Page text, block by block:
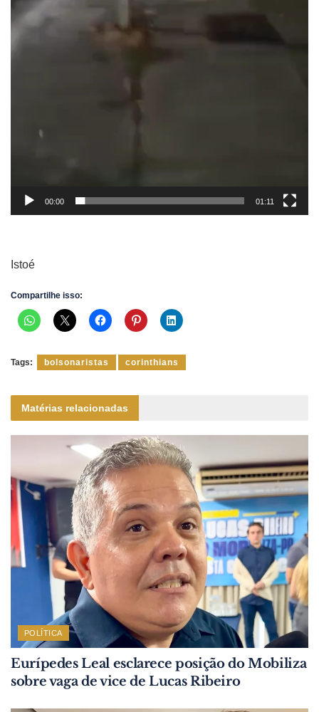
00:00 01:11
Istoé
Compartilhe isso:
Tags: bolsonaristas corinthians
Matérias relacionadas
POLÍTICA
Eurípedes Leal esclarece posição do Mobiliza
sobre vaga de vice de Lucas Ribeiro